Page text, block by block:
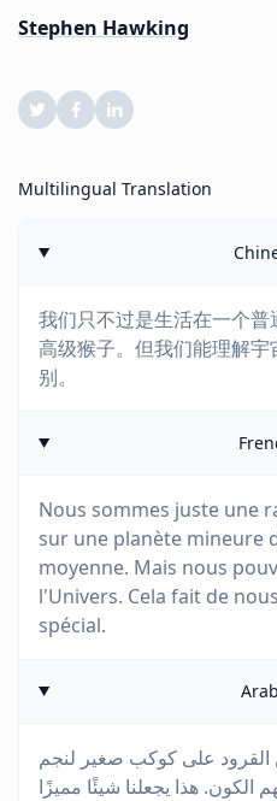
Stephen Hawking
Multilingual Translation
我们只不过是生活在一个
高级猴子。但我们能理解
别。
Nous sommes juste une
sur une planète mineure
moyenne. Mais nous
l'Univers. Cela fait de
spécial.
على كوكب صغير لنجم
الكون. هذا يجعلنا شيئًا مميزًا